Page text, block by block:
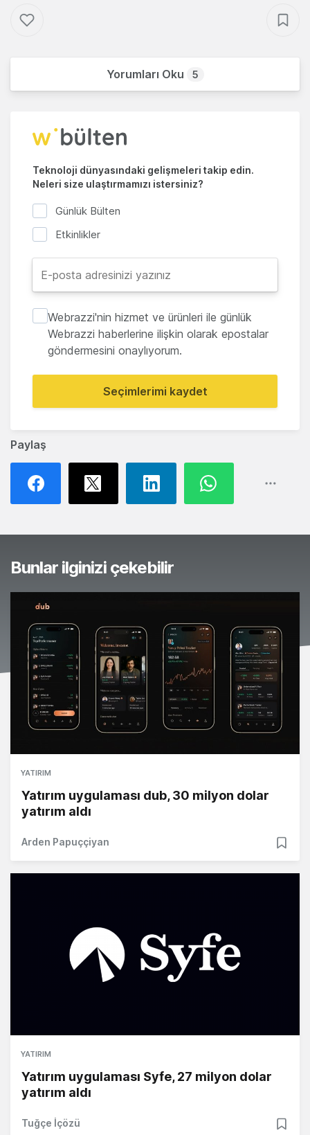
Paylaş
Yorumları Oku 5
Teknoloji dünyasındaki gelişmeleri takip edin.
Neleri size ulaştırmamızı istersiniz?
Günlük Bülten
Etkinlikler
Webrazzi'nin hizmet ve ürünleri ile günlük
Webrazzi haberlerine ilişkin olarak epostalar
göndermesini onaylıyorum.
Seçimlerimi kaydet
Bunlar ilginizi çekebilir
YATIRIM
Yatırım uygulaması dub, 30 milyon dolar
yatırım aldı
Arden Papuççiyan
YATIRIM
Yatırım uygulaması Syfe, 27 milyon dolar
yatırım aldı
Tuğçe İçözü